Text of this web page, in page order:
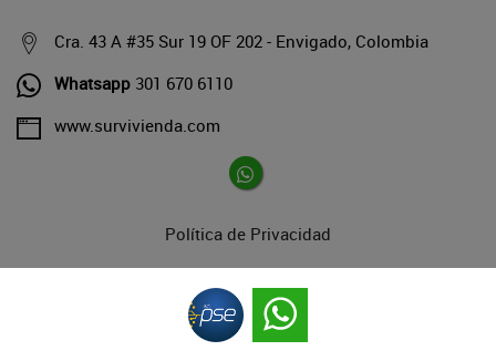
Cra. 43 A #35 Sur 19 OF 202 - Envigado, Colombia
Whatsapp 301 670 6110
www.survivienda.com
Política de Privacidad